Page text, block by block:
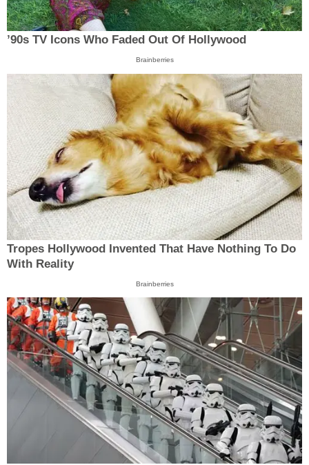
’90s TV Icons Who Faded Out Of Hollywood
Brainberries
Tropes Hollywood Invented That Have Nothing To Do
With Reality
Brainberries